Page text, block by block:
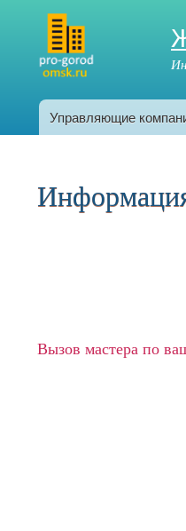
Главное меню
Управляющие
Вызов мастера по